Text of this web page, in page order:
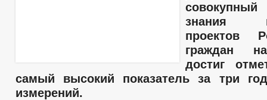
знания
проектов
граждан
достиг
самый высокий показатель за три
измерений.